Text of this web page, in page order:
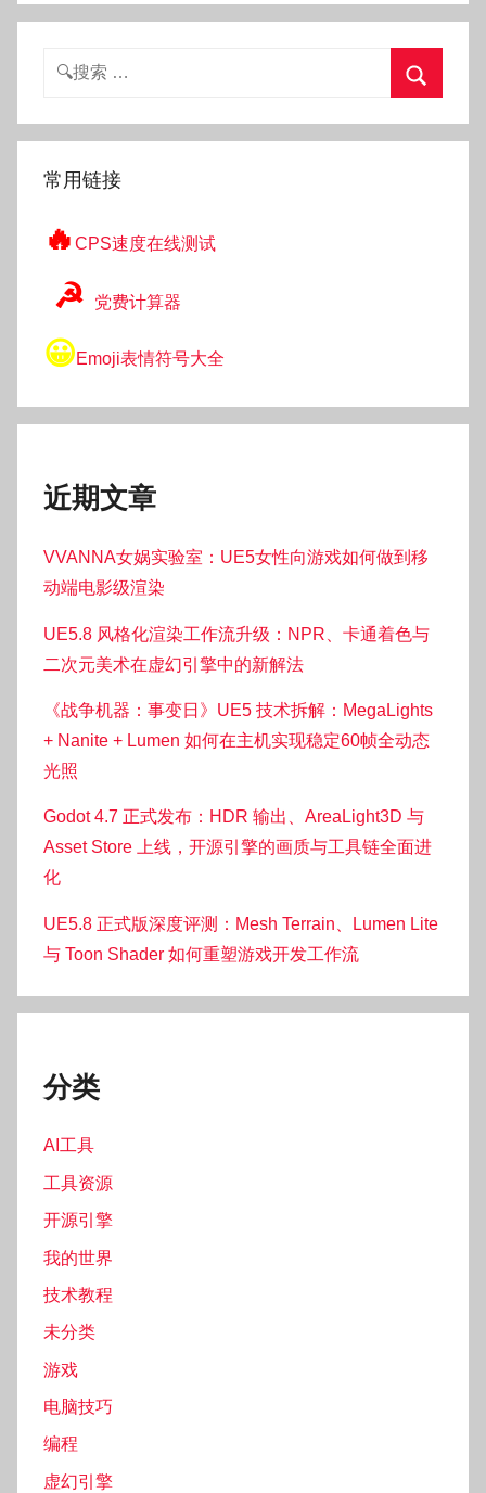
搜
索
常用链接
🔥 CPS速度在线测试
☭ 党费计算器
😀Emoji表情符号大全
近期文章
VVANNA女娲实验室：UE5女性向游戏如何做到移
动端电影级渲染
UE5.8 风格化渲染工作流升级：NPR、卡通着色与
二次元美术在虚幻引擎中的新解法
《战争机器：事变日》UE5 技术拆解：MegaLights
+ Nanite + Lumen 如何在主机实现稳定60帧全动态
光照
Godot 4.7 正式发布：HDR 输出、AreaLight3D 与
Asset Store 上线，开源引擎的画质与工具链全面进
化
UE5.8 正式版深度评测：Mesh Terrain、Lumen Lite
与 Toon Shader 如何重塑游戏开发工作流
分类
AI工具
工具资源
开源引擎
我的世界
技术教程
未分类
游戏
电脑技巧
编程
虚幻引擎